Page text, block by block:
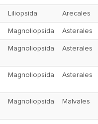
Liliopsida Arecales
Magnoliopsida Asterales
Magnoliopsida Asterales
Magnoliopsida Asterales
Magnoliopsida Malvales